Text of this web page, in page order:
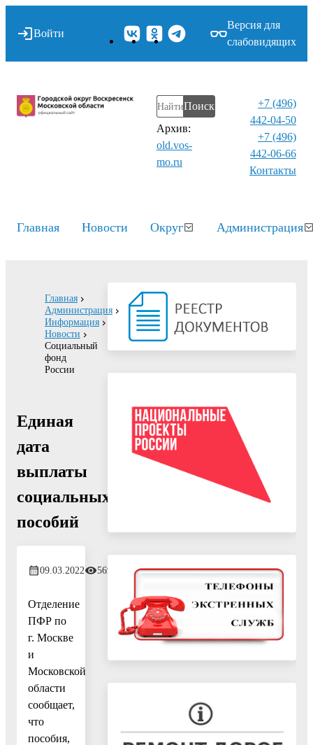
Войти
Версия для
слабовидящих
Поиск
Архив:
old.vos-
mo.ru
+7 (496)
442-04-50
+7 (496)
442-06-66
Контакты⁠
Главная Новости Округ Администрация
Главная
Администрация
Информация
Новости
Социальный
фонд
России
Единая
дата
выплаты
социальных
пособий
09.03.2022 569
Отделение
ПФР по
г. Москве
и
Московской
области
сообщает,
что
пособия,